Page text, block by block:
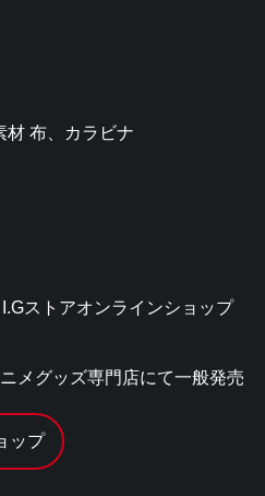
布、カラビナ
ストアオンラインショップ
メグッズ専門店にて一般発売
ップ